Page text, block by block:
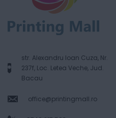
str. Alexandru Ioan Cuza, Nr.
237f, Loc. Letea Veche, Jud.
Bacau
office@printingmall.ro